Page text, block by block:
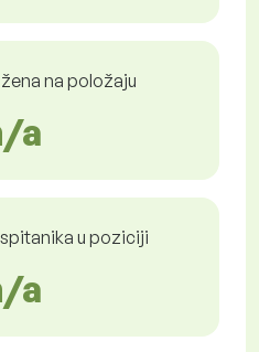
na položaju
a
u poziciji
a